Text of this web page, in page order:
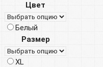
Цвет
Белый
Размер
XL